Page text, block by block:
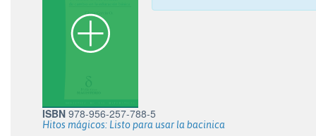
ISBN 978-956-257-788-5
Hitos mágicos: Listo para usar la bacinica